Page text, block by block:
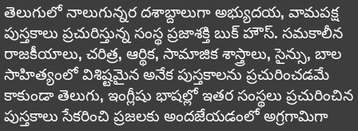
తెలుగులో నాలుగున్నర దశాబ్దాలుగా అభ్యుదయ, వామపక్ష
పుస్తకాలు ప్రచురిస్తున్న సంస్థ ప్రజాశక్తి బుక్ హౌస్. సమకాలీన
రాజకీయాలు, చరిత్ర, ఆర్థిక, సామాజిక శాస్త్రాలు, సైన్సు, బాల
సాహిత్యంలో విశిష్టమైన అనేక పుస్తకాలను ప్రచురించడమే
కాకుండా తెలుగు, ఇంగ్లీషు భాషల్లో ఇతర సంస్థలు ప్రచురించిన
పుస్తకాలు సేకరించి ప్రజలకు అందజేయడంలో అగ్రగామిగా